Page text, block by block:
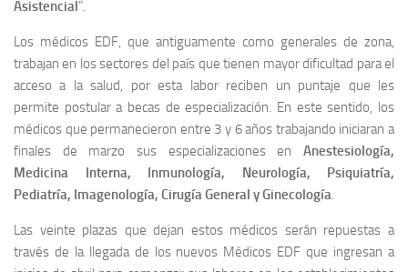
Asistencial”.
Los médicos EDF, que antiguamente como generales de zona,
trabajan en los sectores del país que tienen mayor dificultad para el
acceso a la salud, por esta labor reciben un puntaje que les
permite postular a becas de especialización. En este sentido, los
médicos que permanecieron entre 3 y 6 años trabajando iniciaran a
finales de marzo sus especializaciones en Anestesiología,
Medicina Interna, Inmunología, Neurología, Psiquiatría,
Pediatría, Imagenología, Cirugía General y Ginecología.
Las veinte plazas que dejan estos médicos serán repuestas a
través de la llegada de los nuevos Médicos EDF que ingresan a